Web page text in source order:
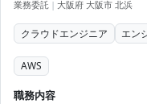
業務委託 | 大阪府 大阪市 北浜
クラウドエンジニア エン
AWS
職務内容